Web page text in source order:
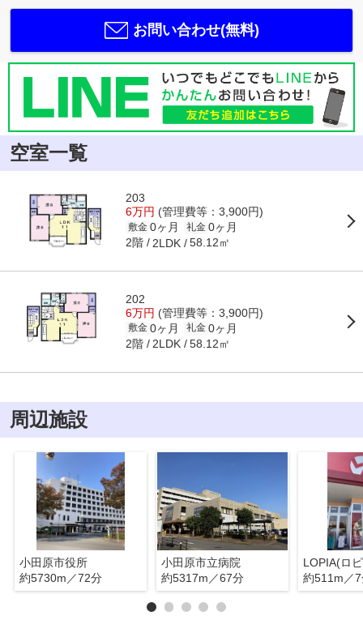
お問い合わせ(無料)
空室一覧
203
6万円 (管理費等：3,900円)
敷金 0ヶ月 礼金 0ヶ月
2階 2LDK 58.12㎡
202
6万円 (管理費等：3,900円)
敷金 0ヶ月 礼金 0ヶ月
2階 2LDK 58.12㎡
周辺施設
小田原市役所
約5730m／72分
小田原市立病院
約5317m／67分
約511m／